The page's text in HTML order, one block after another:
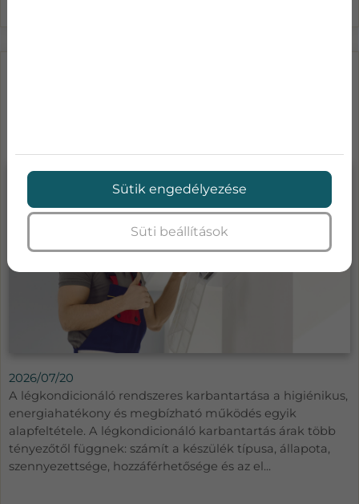
2026/07/20
A légkondicionáló rendszeres karbantartása a higiénikus,
energiahatékony és megbízható működés egyik
alapfeltétele. A légkondicionáló karbantartás árak több
tényezőtől függnek: számít a készülék típusa, állapota,
szennyezettsége, hozzáférhetősége és az el...
Sütik engedélyezése
Süti beállítások